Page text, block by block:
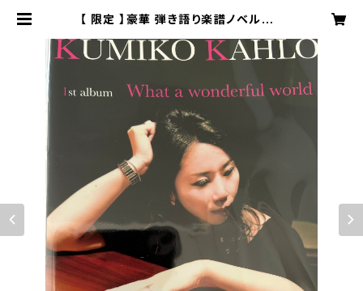
【 限定 】豪華 弾き語り楽譜ノベルティ
ト（1st 2nd3rd組み合わせ自由 | K
UMIKO KAHLO Online Shop